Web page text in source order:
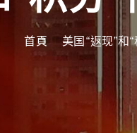
首頁 美国“返现”和